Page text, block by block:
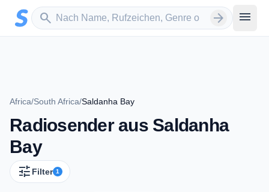
Zum Hauptinhalt springen
search
Sender suchen arrow_forward menu
Africa/South Africa/Saldanha Bay
Radiosender aus Saldanha
Bay
tune Filter 1